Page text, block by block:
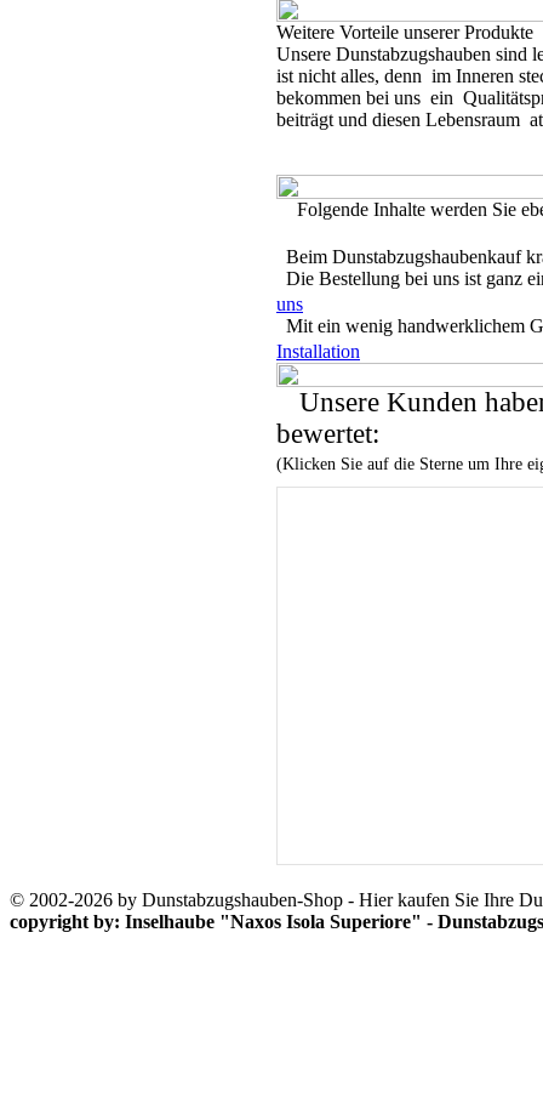
Weitere Vorteile unserer Produkte
Unsere Dunstabzugshauben sind
ist nicht alles, denn im Inneren
bekommen bei uns ein
beiträgt und diesen Lebensraum
Folgende Inhalte werden Sie
Beim Dunstabzugshaubenkauf
Die Bestellung bei uns ist ganz
uns
Mit ein wenig handwerklichem
Installation
Unsere Kunden
bewertet:
(Klicken Sie auf die Sterne um Ihre
© 2002-2026 by Dunstabzugshauben-Shop - Hier kaufen Sie Ihre
copyright by: Inselhaube "Naxos Isola Superiore" -